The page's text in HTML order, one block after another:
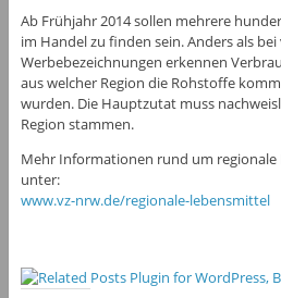
Ab Frühjahr 2014 sollen mehrere
im Handel zu finden sein. Anders als
Werbebezeichnungen erkennen
aus welcher Region die Rohstoffe
wurden. Die Hauptzutat muss
Region stammen.
Mehr Informationen rund um regionale
unter:
www.vz-nrw.de/regionale-lebensmittel